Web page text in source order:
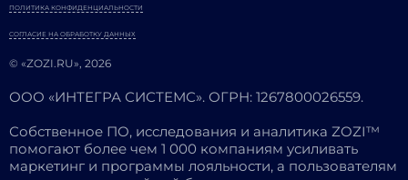
© «ZOZI.RU», 2026
ПОЛИТИКА КОНФИДЕНЦИАЛЬНОСТИ
СОГЛАСИЕ НА ОБРАБОТКУ ДАННЫХ
ООО «ИНТЕГРА СИСТЕМС». ОГРН: 1267800026559.
Собственное ПО, исследования и аналитика ZOZI™
помогают более чем 1 000 компаниям усиливать
маркетинг и программы лояльности, а пользователям